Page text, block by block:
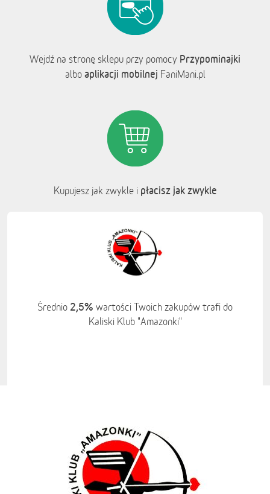
Wejdź na stronę sklepu przy pomocy Przypominajki
albo aplikacji mobilnej FaniMani.pl
Kupujesz jak zwykle i płacisz jak zwykle
Średnio 2,5% wartości Twoich zakupów trafi do
Kaliski Klub "Amazonki"